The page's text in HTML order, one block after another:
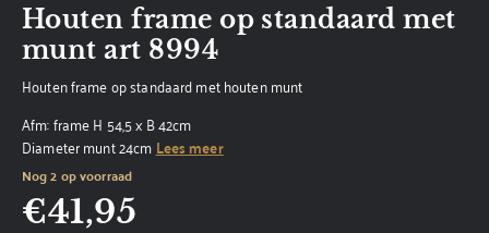
Houten frame op standaard met
munt art 8994
Houten frame op standaard met houten munt
Afm: frame H 54,5 x B 42cm
Diameter munt 24cm Lees meer
Nog 2 op voorraad
€41,95